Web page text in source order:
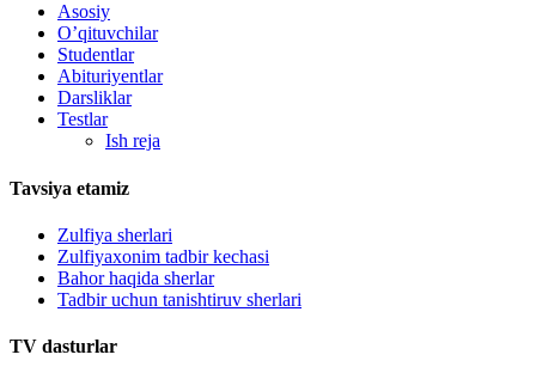
Asosiy
O’qituvchilar
Studentlar
Abituriyentlar
Darsliklar
Testlar
Ish reja
Tavsiya etamiz
Zulfiya sherlari
Zulfiyaxonim tadbir kechasi
Bahor haqida sherlar
Tadbir uchun tanishtiruv sherlari
TV dasturlar